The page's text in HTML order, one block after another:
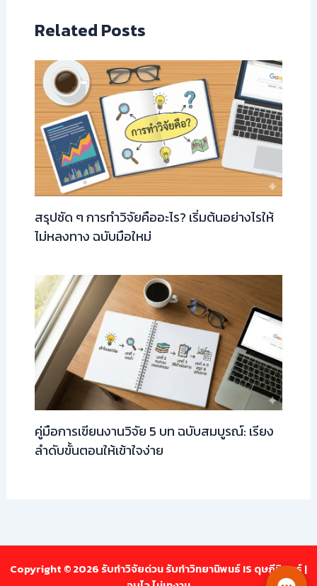
Related Posts
สรุปชัด ๆ การทำวิจัยคืออะไร? เริ่มต้นอย่างไรให้
ไม่หลงทาง ฉบับมือใหม่
คู่มือการเขียนงานวิจัย 5 บท ฉบับสมบูรณ์: เรียง
ลำดับขั้นตอนให้เข้าใจง่าย
Copyright © 2026 รับทำวิจัยด่วน รับทำวิทยานิพนธ์ IS ดุษฎีนิพนธ์ |